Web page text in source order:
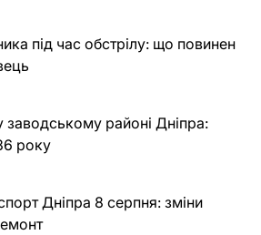
під час обстрілу: що повинен
заводському районі Дніпра:
року
Дніпра 8 серпня: зміни